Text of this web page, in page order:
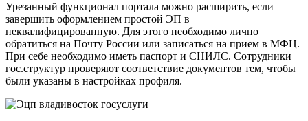
Урезанный функционал портала можно расширить, если
завершить оформлением простой ЭП в
неквалифицированную. Для этого необходимо лично
обратиться на Почту России или записаться на прием в МФЦ.
При себе необходимо иметь паспорт и СНИЛС. Сотрудники
гос.структур проверяют соответствие документов тем, чтобы
были указаны в настройках профиля.